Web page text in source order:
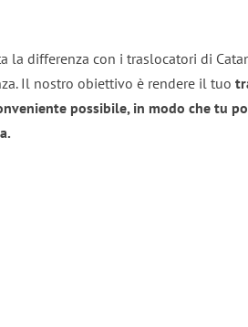
la differenza con i traslocatori di
Il nostro obiettivo è rendere il tuo
possibile, in modo che tu